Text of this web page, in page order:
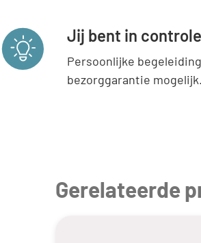
Jij bent in controle
Persoonlijke
bezorggarantie mogelijk.
Gerelateerde